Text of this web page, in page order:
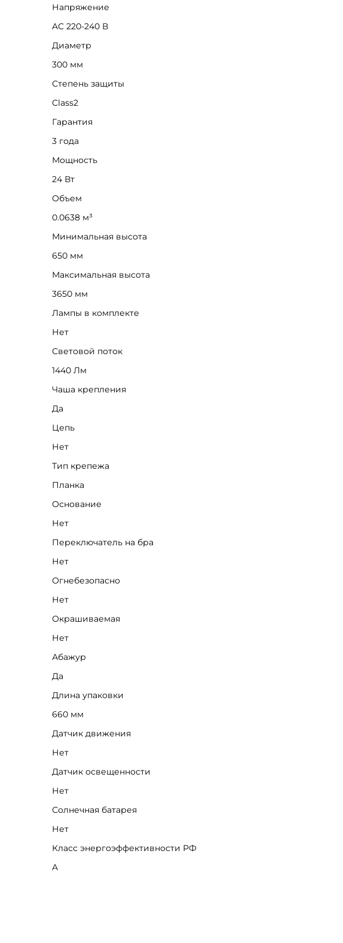
Напряжение
AC 220-240 В
Диаметр
300 мм
Степень защиты
Class2
Гарантия
3 года
Мощность
24 Вт
Объем
0.0638 м³
Минимальная высота
650 мм
Максимальная высота
3650 мм
Лампы в комплекте
Нет
Световой поток
1440 Лм
Чаша крепления
Да
Цепь
Нет
Тип крепежа
Планка
Основание
Нет
Переключатель на бра
Нет
Огнебезопасно
Нет
Окрашиваемая
Нет
Абажур
Да
Длина упаковки
660 мм
Датчик движения
Нет
Датчик освещенности
Нет
Солнечная батарея
Нет
Класс энергоэффективности РФ
A